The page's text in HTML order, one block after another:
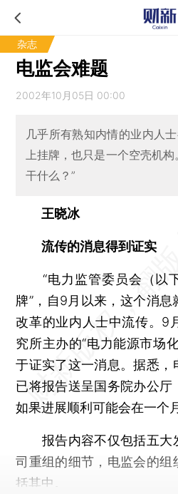
杂志
电监会难题
2002年10月05日 00:00
几乎所有熟知内情的业内人
上挂牌，也只是一个空壳机
干什么？”
王晓冰
流传的消息得到证实
“电力监管委员会（以
牌”，自9月以来，这个消
改革的业内人士中流传。9
究所主办的“电力能源市场
于证实了这一消息。据悉，
已将报告送呈国务院办公厅
如果进展顺利可能会在一个
报告内容不仅包括五大
司重组的细节，电监会的
括其中。